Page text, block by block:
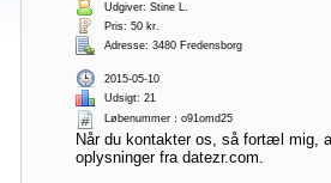
Udgiver: Stine L.
Pris: 50 kr.
Adresse: 3480 Fredensborg
2015-05-10
Udsigt: 21
Løbenummer：o91omd25
Når du kontakter os, så fortæl mig,
oplysninger fra datezr.com.